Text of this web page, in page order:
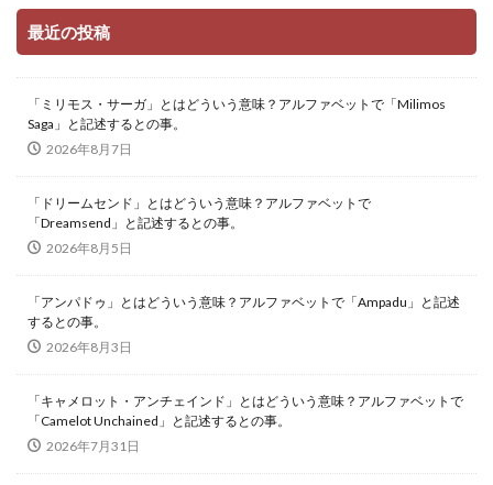
最近の投稿
「ミリモス・サーガ」とはどういう意味？アルファベットで「Milimos
Saga」と記述するとの事。
2026年8月7日
「ドリームセンド」とはどういう意味？アルファベットで
「Dreamsend」と記述するとの事。
2026年8月5日
「アンパドゥ」とはどういう意味？アルファベットで「Ampadu」と記述
するとの事。
2026年8月3日
「キャメロット・アンチェインド」とはどういう意味？アルファベットで
「Camelot Unchained」と記述するとの事。
2026年7月31日